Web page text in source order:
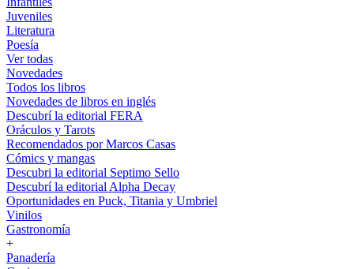
Juveniles
Literatura
Poesía
Ver todas
Novedades
Todos los libros
Novedades de libros en inglés
Descubrí la editorial FERA
Oráculos y Tarots
Recomendados por Marcos Casas
Cómics y mangas
Descubri la editorial Septimo Sello
Descubrí la editorial Alpha Decay
Oportunidades en Puck, Titania y Umbriel
Vinilos
Gastronomía
+
Panadería